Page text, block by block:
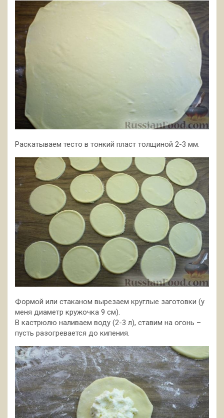
Раскатываем тесто в тонкий пласт толщиной 2-3 мм.
Формой или стаканом вырезаем круглые заготовки (у
меня диаметр кружочка 9 см).
В кастрюлю наливаем воду (2-3 л), ставим на огонь –
пусть разогревается до кипения.